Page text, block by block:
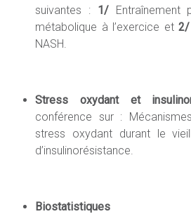
suivantes : 1/Entraînement
métabolique à l’exercice et2/
NASH.
Stress oxydant et
conférence sur :
stress oxydant durant le
d’insulinorésistance.
Biostatistiques